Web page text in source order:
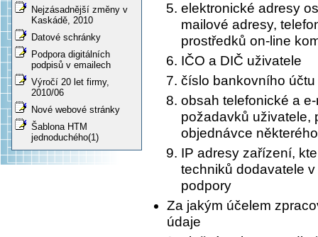
Nejzásadnější změny v
Kaskádě, 2010
Datové schránky
Podpora digitálních
podpisů v emailech
Výročí 20 let firmy,
2010/06
Nové webové stránky
Šablona HTM
jednoduchého(1)
elektronické adresy
mailové adresy,
prostředků on-line
IČO a DIČ uživatele
číslo bankovního
obsah telefonické a
požadavků uživatele,
objednávce
IP adresy zařízení,
techniků dodavatele
podpory
Za jakým účelem
údaje